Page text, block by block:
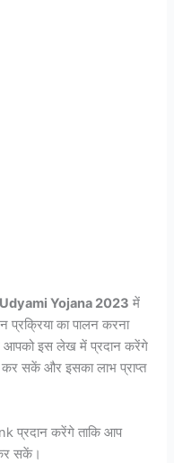
Yojana 2023 में
का पालन करना
आपको इस लेख में प्रदान करेंगे
सकें और इसका लाभ प्राप्त
प्रदान करेंगे ताकि आप
सकें।